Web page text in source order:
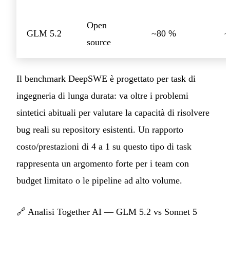
GLM 5.2
Open
source
~80 %
Il benchmark DeepSWE è progettato per task di
ingegneria di lunga durata: va oltre i problemi
sintetici abituali per valutare la capacità di risolvere
bug reali su repository esistenti. Un rapporto
costo/prestazioni di 4 a 1 su questo tipo di task
rappresenta un argomento forte per i team con
budget limitato o le pipeline ad alto volume.
🔗 Analisi Together AI — GLM 5.2 vs Sonnet 5